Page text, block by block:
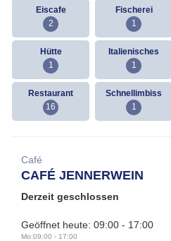
Eiscafe
2
Fischerei
1
Hütte
1
Italienisches
1
Restaurant
16
Schnellimbiss
1
Café
CAFÉ JENNERWEIN
Derzeit geschlossen
Geöffnet heute: 09:00 - 17:00
Mo:09:00 - 17:00